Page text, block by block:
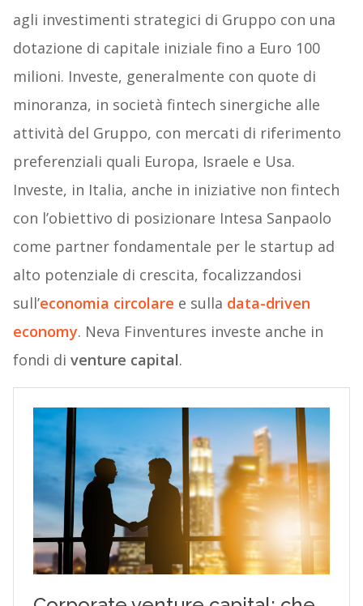
agli investimenti strategici di Gruppo con una
dotazione di capitale iniziale fino a Euro 100
milioni. Investe, generalmente con quote di
minoranza, in società fintech sinergiche alle
attività del Gruppo, con mercati di riferimento
preferenziali quali Europa, Israele e Usa.
Investe, in Italia, anche in iniziative non fintech
con l’obiettivo di posizionare Intesa Sanpaolo
come partner fondamentale per le startup ad
alto potenziale di crescita, focalizzandosi
sull’economia circolare e sulla data-driven
economy. Neva Finventures investe anche in
fondi di venture capital.